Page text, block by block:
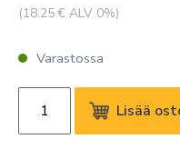
(18.25€ ALV 0%)
Varastossa
SCREENOR
SMART
Lisää